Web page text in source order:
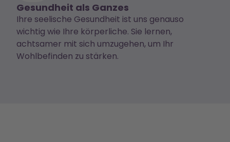
Gesundheit als Ganzes
Ihre seelische Gesundheit ist uns genauso
wichtig wie Ihre körperliche. Sie lernen,
achtsamer mit sich umzugehen, um Ihr
Wohlbefinden zu stärken.